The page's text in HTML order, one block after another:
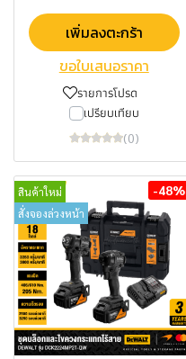
เพิ่มลงตะกร้า
ขอใบเสนอราคา
รายการโปรด
เปรียบเทียบ
(0)
สินค้าใหม่
สั่งจองล่วงหน้า
-48%